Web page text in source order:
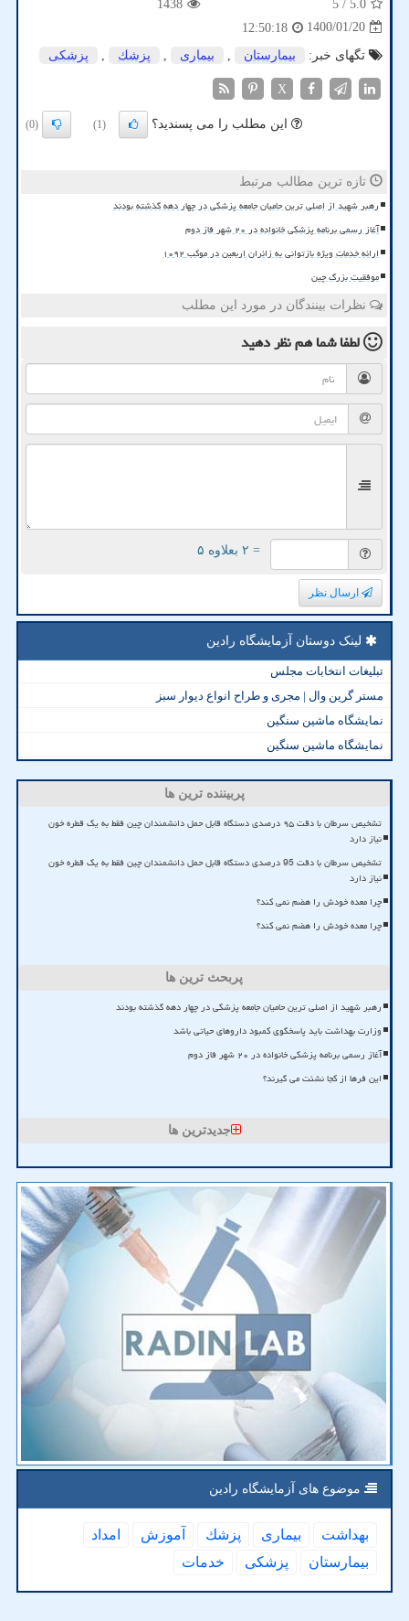
5.0
/ 5
1438
1400/01/20
12:50:18
تگهای خبر:
بیمارستان , بیماری , پزشك , پزشكی
X
این مطلب را می پسندید؟ (1)
(0)
تازه ترین مطالب مرتبط
رهبر شهید از اصلی ترین حامیان جامعه پزشکی در چهار دهه گذشته بودند
آغاز رسمی برنامه پزشکی خانواده در ۲۰ شهر فاز دوم
ارائه خدمات ویژه بازتوانی به زائران اربعین در موکب ۱۰۹۲
موفقیت بزرگ چین
نظرات بینندگان در مورد این مطلب
لطفا شما همنظر دهید
= ۲ بعلاوه ۵
ارسال نظر
لینک دوستان آزمایشگاه رادین
تبلیغات انتخابات مجلس
مستر گرین وال | مجری و طراح انواع دیوار سبز
نمایشگاه ماشین سنگین
نمایشگاه ماشین سنگین
پربیننده ترین ها
تشخیص سرطان با دقت ۹۵ درصدی دستگاه قابل حمل دانشمندان چین فقط به یک قطره خون
نیاز دارد
تشخیص سرطان با دقت 95 درصدی دستگاه قابل حمل دانشمندان چین فقط به یک قطره خون
نیاز دارد
چرا معده خودش را هضم نمی کند؟
چرا معده خودش را هضم نمی کند؟
پربحث ترین ها
رهبر شهید از اصلی ترین حامیان جامعه پزشکی در چهار دهه گذشته بودند
وزارت بهداشت باید پاسخگوی کمبود داروهای حیاتی باشد
آغاز رسمی برنامه پزشکی خانواده در ۲۰ شهر فاز دوم
این فرها از کجا نشئت می گیرند؟
جدیدترین ها
موضوع های آزمایشگاه رادین
بهداشت بیماری پزشك آموزش
امداد
بیمارستان
پزشكی خدمات